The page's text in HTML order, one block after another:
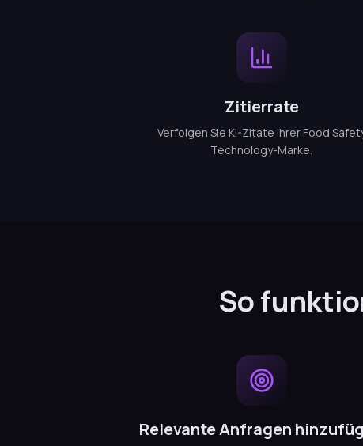
Zitierrate
Verfolgen Sie KI-Zitate Ihrer Food
Technology-Marke.
So
Relevante Anfragen